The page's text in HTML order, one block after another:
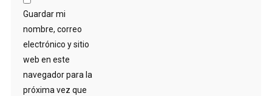
Guardar mi
nombre, correo
electrónico y sitio
web en este
navegador para la
próxima vez que